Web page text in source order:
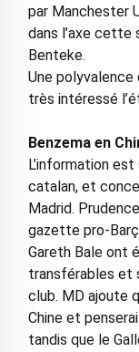
par Manchester
dans l’axe cette
Benteke.
Une polyvalence
très intéressé
Benzema en
L’information
catalan, et
Madrid.
gazette pro-
Gareth Bale ont
transférables et
club. MD ajoute
Chine et
tandis que le